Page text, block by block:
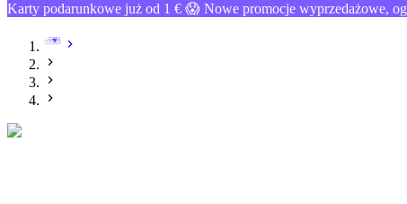
Karty podarunkowe już od 1 € 😱 Nowe promocje wyprzedażowe,